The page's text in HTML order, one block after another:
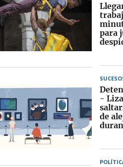
para
-
de